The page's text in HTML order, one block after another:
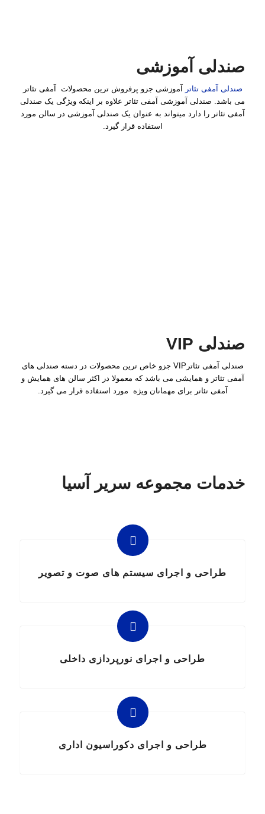
صندلی آموزشی
صندلی آمفی تئاتر
آموزشی جزو پرفروش ترین محصولات آمفی تئاتر
می باشد. صندلی آموزشی آمفی تئاتر علاوه بر اینکه ویژگی یک صندلی
آمفی تئاتر را دارد میتواند به عنوان یک صندلی آموزشی در سالن مورد
استفاده قرار گیرد.
صندلی VIP
صندلی آمفی تئاترVIP جزو خاص ترین محصولات در دسته صندلی های
آمفی تئاتر و همایشی می باشد که معمولا در اکثر سالن های همایش و
آمفی تئاتر برای مهمانان ویژه مورد استفاده قرار می گیرد.
خدمات مجموعه سریر آسیا
طراحی و اجرای سیستم های صوت و تصویر
طراحی و اجرای نورپردازی داخلی
طراحی و اجرای دکوراسیون اداری